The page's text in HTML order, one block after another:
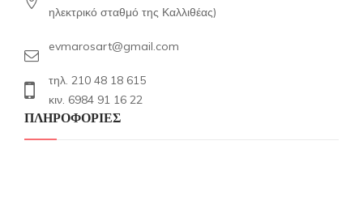
ηλεκτρικό σταθμό της Καλλιθέας)
evmarosart@gmail.com
τηλ. 210 48 18 615
κιν. 6984 91 16 22
ΠΛΗΡΟΦΟΡΙΕΣ